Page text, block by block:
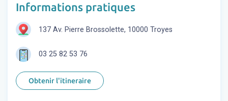
Informations pratiques
137 Av. Pierre Brossolette, 10000 Troyes
03 25 82 53 76
Obtenir l'itineraire